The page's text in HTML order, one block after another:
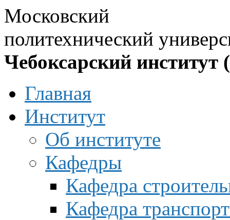
Московский
политехнический
Чебоксарский институт
Главная
Институт
Об институте
Кафедры
Кафедра
Кафедра